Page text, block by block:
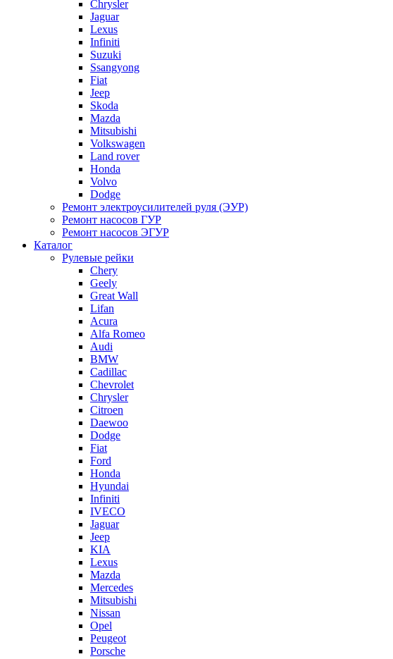
Chrysler
Jaguar
Lexus
Infiniti
Suzuki
Ssangyong
Fiat
Jeep
Skoda
Mazda
Mitsubishi
Volkswagen
Land rover
Honda
Volvo
Dodge
Ремонт электроусилителей руля (ЭУР)
Ремонт насосов ГУР
Ремонт насосов ЭГУР
Каталог
Рулевые рейки
Chery
Geely
Great Wall
Lifan
Acura
Alfa Romeo
Audi
BMW
Cadillac
Chevrolet
Chrysler
Citroen
Daewoo
Dodge
Fiat
Ford
Honda
Hyundai
Infiniti
IVECO
Jaguar
Jeep
KIA
Lexus
Mazda
Mercedes
Mitsubishi
Nissan
Opel
Peugeot
Porsche